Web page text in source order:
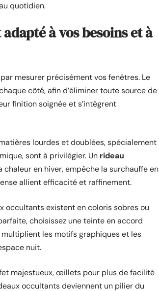
quotidien.
à vos besoins et à
mesurer précisément vos fenêtres. Le
côté, afin d’éliminer toute source de
finition soignée et s’intègrent
lourdes et doublées, spécialement
sont à privilégier. Un rideau
en hiver, empêche la surchauffe en
allient efficacité et raffinement.
occultants existent en coloris sobres ou
choisissez une teinte en accord
les motifs graphiques et les
nuit.
majestueux, œillets pour plus de facilité
occultants deviennent un pilier du